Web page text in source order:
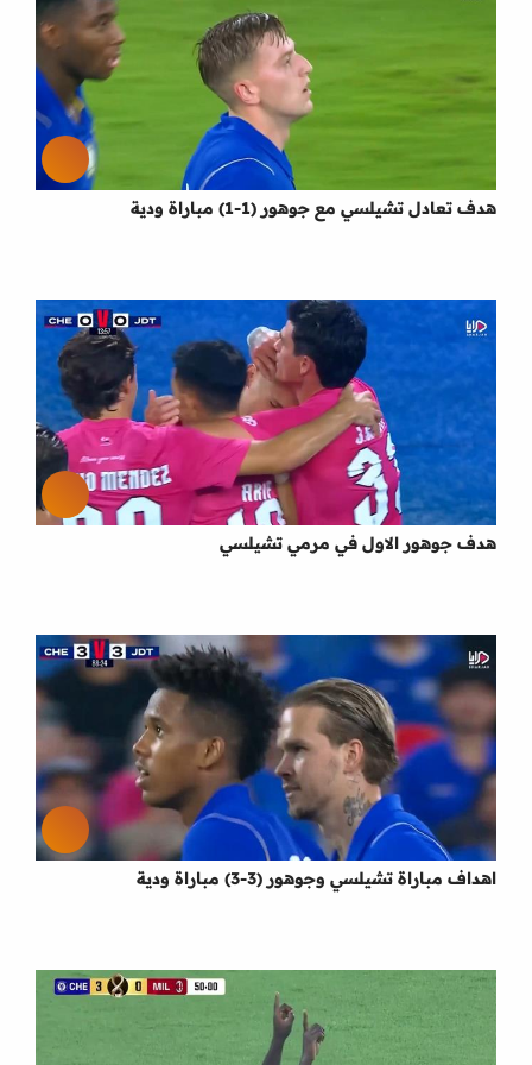
هدف تعادل تشيلسي مع جوهور (1-1) مباراة ودية
هدف جوهور الاول في مرمي تشيلسي
اهداف مباراة تشيلسي وجوهور (3-3) مباراة ودية